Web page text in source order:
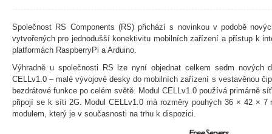
Společnost RS Components (RS) přichází s novinkou v podobě
vytvořených pro jednodušší konektivitu mobilních zařízení a přístup k
platformách RaspberryPi a Arduino.
Výhradně u společnosti RS lze nyní objednat celkem sedm nových
CELLv1.0 – malé vývojové desky do mobilních zařízení s vestavěnou
bezdrátové funkce po celém světě. Modul CELLv1.0 používá primárně
připojí se k síti 2G. Modul CELLv1.0 má rozměry pouhých 36 × 42 ×
modulem, který je v současnosti na trhu k dispozici.